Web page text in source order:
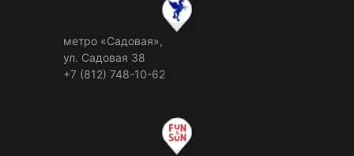
метро «Садовая»,
ул. Садовая 38
+7 (812) 748-10-62